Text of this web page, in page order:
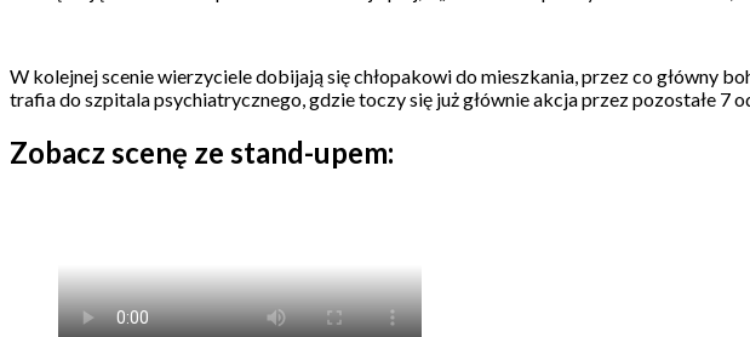
W kolejnej scenie wierzyciele dobijają się chłopakowi do mieszkania, przez co główny
trafia do szpitala psychiatrycznego, gdzie toczy się już głównie akcja przez pozostałe
Zobacz scenę ze stand-upem: